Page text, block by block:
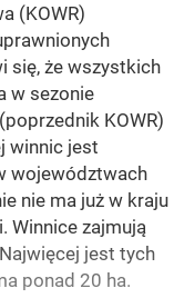
(KOWR)
się, że wszystkich
w sezonie
KOWR)
winnic jest
województwach
nie ma już w kraju
Winnice zajmują
jest tych
ponad 20 ha.